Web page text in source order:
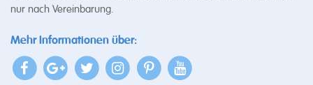
nur nach Vereinbarung.
Mehr Informationen über: